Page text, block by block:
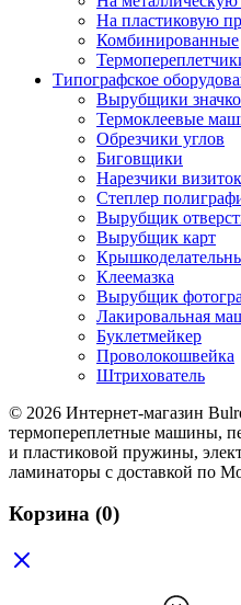
На пластиковую
Комбинированные
Типографское
Вырубщики
Термоклеевые
Обрезчики углов
Биговщики
Нарезчики визиток
Степлер
Вырубщик
Вырубщик карт
Клеемазка
Вырубщик
Лакировальная
Буклетмейкер
Проволокошвейка
Штрихователь
© 2026 Интернет-магазин
термопереплетные машины,
и пластиковой пружины,
ламинаторы с доставкой по
Корзина (0)